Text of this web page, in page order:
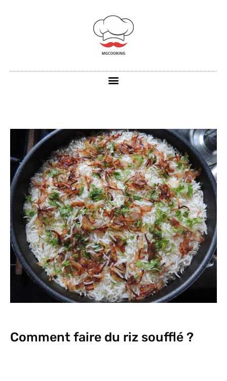
Comment faire du riz soufflé ?